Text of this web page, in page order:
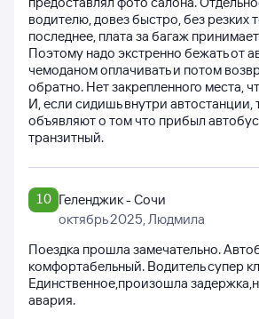
водителю, довез быстро, без
последнее, плата за багаж
Поэтому надо экстренно бежать от
чемоданом оплачивать и потом
обратно. Нет закрепленного места,
И, если сидишь внутри автостанции,
объявляют о том что прибыл
транзитный.
10 Геленджик - Сочи
октябрь 2025, Людмила
Поездка прошла замечательно.
комфортабельный. Водитель супер
Единственное,произошла
авария.